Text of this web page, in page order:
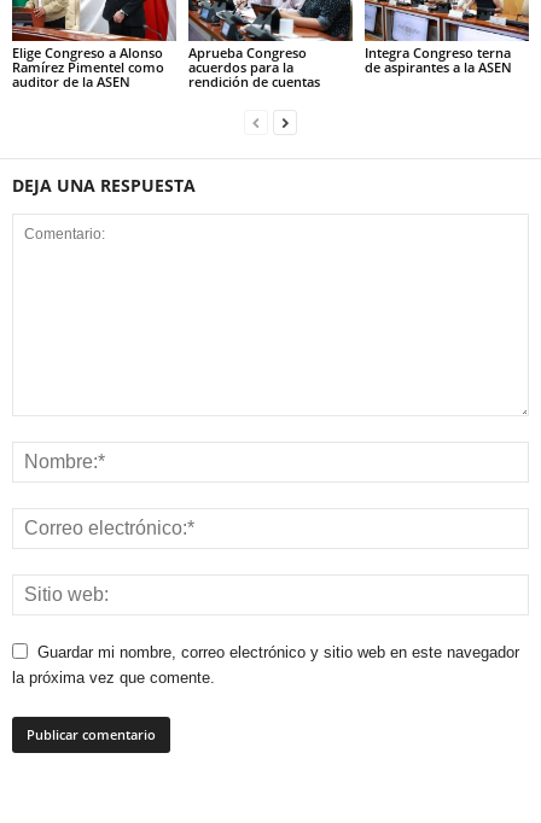
Elige Congreso a Alonso
Ramírez Pimentel como
auditor de la ASEN
Aprueba Congreso
acuerdos para la
rendición de cuentas
Integra Congreso terna
de aspirantes a la ASEN
DEJA UNA RESPUESTA
Guardar mi nombre, correo electrónico y sitio web en este navegador
la próxima vez que comente.